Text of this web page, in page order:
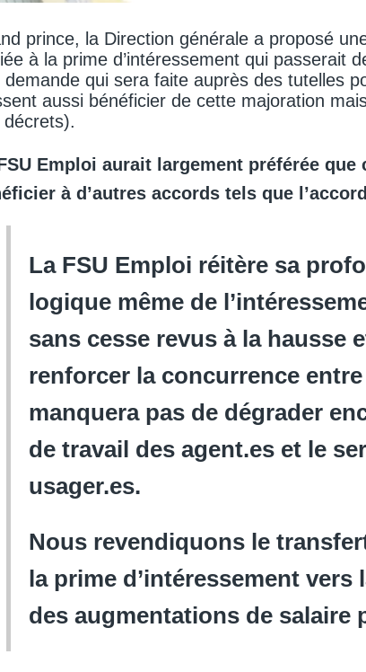
prince, la Direction générale a proposé
à la prime d’intéressement qui passerait
demande qui sera faite auprès des tutelles
aussi bénéficier de cette majoration
décrets).
Emploi aurait largement préférée
à d’autres accords tels que
La FSU Emploi réitère sa
logique même de
sans cesse revus à la hausse
renforcer la concurrence
manquera pas de dégrader
de travail des agent.es et le
usager.es.
Nous revendiquons le
la prime d’intéressement vers
des augmentations de salaire